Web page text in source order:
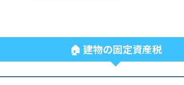
🏠 建物の固定資産税